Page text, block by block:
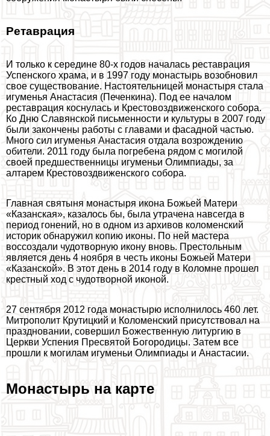
Ретаврация
И только к середине 80-х годов началась реставрация
Успенского храма, и в 1997 году монастырь возобновил
свое существование. Настоятельницей монастыря стала
игуменья Анастасия (Печенкина). Под ее началом
реставрация коснулась и Крестовоздвиженского собора.
Ко Дню Славянской письменности и культуры в 2007 году
были закончены работы с главами и фасадной частью.
Много сил игуменья Анастасия отдала возрождению
обители. 2011 году была погребена рядом с могилой
своей предшественницы игуменьи Олимпиады, за
алтарем Крестовоздвиженского собора.
Главная святыня монастыря икона Божьей Матери
«Казанская», казалось бы, была утрачена навсегда в
период гонений, но в одном из архивов коломенский
историк обнаружил копию иконы. По ней мастера
воссоздали чудотворную икону вновь. Престольным
является день 4 ноября в честь иконы Божьей Матери
«Казанской». В этот день в 2014 году в Коломне прошел
крестный ход с чудотворной иконой.
27 сентября 2012 года монастырю исполнилось 460 лет.
Митрополит Крутицкий и Коломенский присутствовал на
праздновании, совершил Божественную литургию в
Церкви Успения Пресвятой Богородицы. Затем все
прошли к могилам игуменьи Олимпиады и Анастасии.
Монастырь на карте